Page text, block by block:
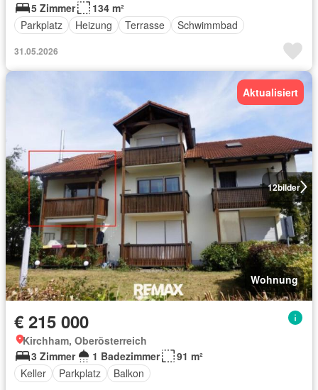
5 Zimmer
134 m²
Parkplatz
Heizung Terrasse Schwimmbad
31.05.2026
12bilder
Aktualisiert
Wohnung
€ 215 000
Kirchham, Oberösterreich
3 Zimmer
1 Badezimmer
91 m²
Keller
Parkplatz Balkon